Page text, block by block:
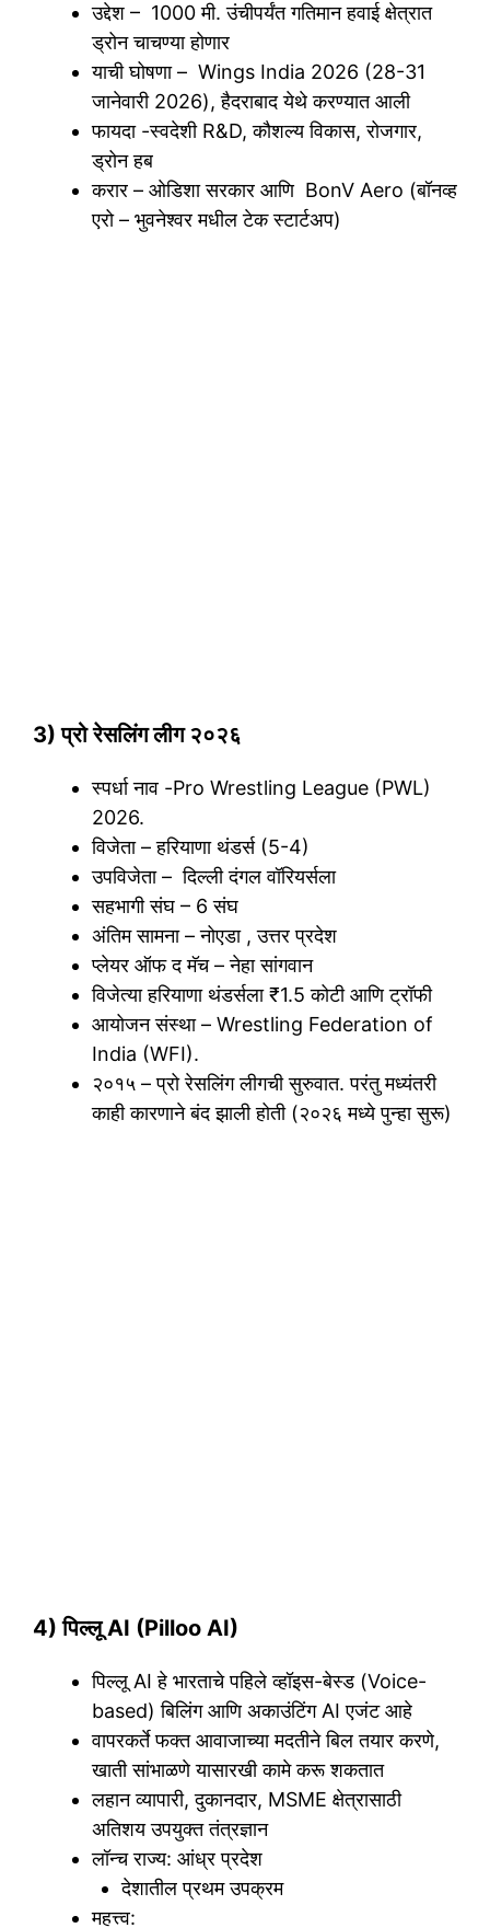
उद्देश – 1000 मी. उंचीपर्यंत गतिमान हवाई क्षेत्रात
ड्रोन चाचण्या होणार
याची घोषणा – Wings India 2026 (28-31
जानेवारी 2026), हैदराबाद येथे करण्यात आली
फायदा -स्वदेशी R&D, कौशल्य विकास, रोजगार,
ड्रोन हब
करार – ओडिशा सरकार आणि BonV Aero (बॉनव्ह
एरो – भुवनेश्वर मधील टेक स्टार्टअप)
3) प्रो रेसलिंग लीग २०२६
स्पर्धा नाव -Pro Wrestling League (PWL)
2026.
विजेता – हरियाणा थंडर्स (5-4)
उपविजेता – दिल्ली दंगल वॉरियर्सला
सहभागी संघ – 6 संघ
अंतिम सामना – नोएडा , उत्तर प्रदेश
प्लेयर ऑफ द मॅच – नेहा सांगवान
विजेत्या हरियाणा थंडर्सला ₹1.5 कोटी आणि ट्रॉफी
आयोजन संस्था – Wrestling Federation of
India (WFI).
२०१५ – प्रो रेसलिंग लीगची सुरुवात. परंतु मध्यंतरी
काही कारणाने बंद झाली होती (२०२६ मध्ये पुन्हा सुरू)
4) पिल्लू AI (Pilloo AI)
पिल्लू AI हे भारताचे पहिले व्हॉइस-बेस्ड (Voice-
based) बिलिंग आणि अकाउंटिंग AI एजंट आहे
वापरकर्ते फक्त आवाजाच्या मदतीने बिल तयार करणे,
खाती सांभाळणे यासारखी कामे करू शकतात
लहान व्यापारी, दुकानदार, MSME क्षेत्रासाठी
अतिशय उपयुक्त तंत्रज्ञान
लॉन्च राज्य: आंध्र प्रदेश
देशातील प्रथम उपक्रम
महत्त्व: